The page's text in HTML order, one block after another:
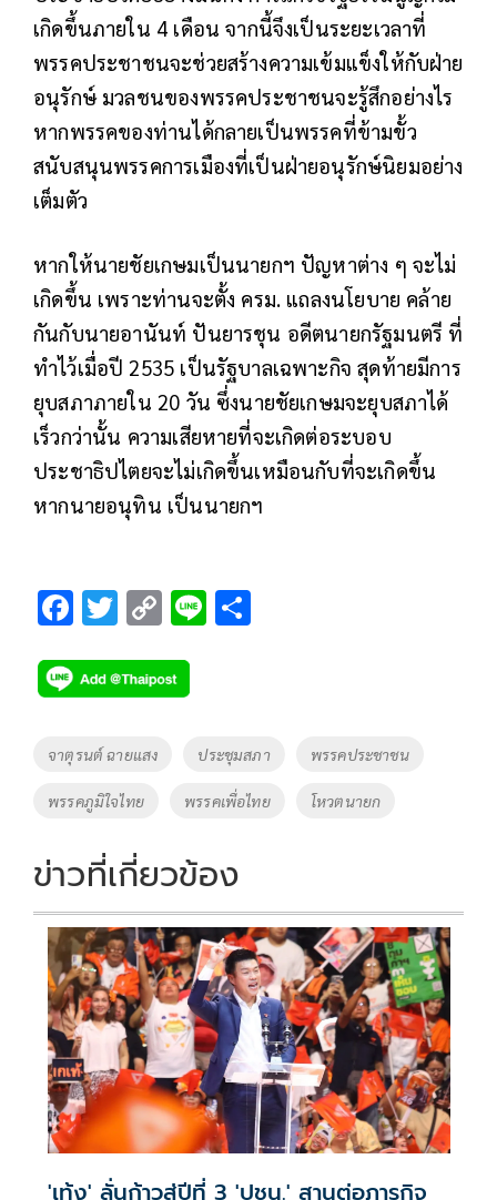
เกิดขึ้นภายใน 4 เดือน จากนี้จึงเป็นระยะเวลาที่
พรรคประชาชนจะช่วยสร้างความเข้มแข็งให้กับฝ่าย
อนุรักษ์ มวลชนของพรรคประชาชนจะรู้สึกอย่างไร
หากพรรคของท่านได้กลายเป็นพรรคที่ข้ามขั้ว
สนับสนุนพรรคการเมืองที่เป็นฝ่ายอนุรักษ์นิยมอย่าง
เต็มตัว
หากให้นายชัยเกษมเป็นนายกฯ ปัญหาต่าง ๆ จะไม่
เกิดขึ้น เพราะท่านจะตั้ง ครม. แถลงนโยบาย คล้าย
กันกับนายอานันท์ ปันยารชุน อดีตนายกรัฐมนตรี ที่
ทำไว้เมื่อปี 2535 เป็นรัฐบาลเฉพาะกิจ สุดท้ายมีการ
ยุบสภาภายใน 20 วัน ซึ่งนายชัยเกษมจะยุบสภาได้
เร็วกว่านั้น ความเสียหายที่จะเกิดต่อระบอบ
ประชาธิปไตยจะไม่เกิดขึ้นเหมือนกับที่จะเกิดขึ้น
หากนายอนุทิน เป็นนายกฯ
F
e
b
o
k
T
tt
er
C
p
y
Li
Tags
จาตุรนต์ ฉายแสง ประชุมสภา พรรคประชาชน
พรรคภูมิใจไทย พรรคเพื่อไทย โหวตนายก
ข่าวที่เกี่ยวข้อง
'เท้ง' ลั่นก้าวสู่ปีที่ 3 'ปชน.' สานต่อภารกิจ